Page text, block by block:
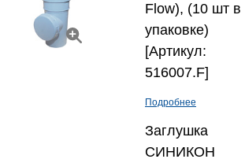
Flow), (10 шт в
упаковке)
[Артикул:
516007.F]
Подробнее
Заглушка
СИНИКОН